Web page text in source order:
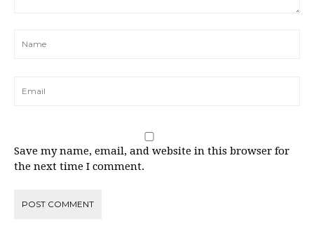
Save my name, email, and website in this browser for
the next time I comment.